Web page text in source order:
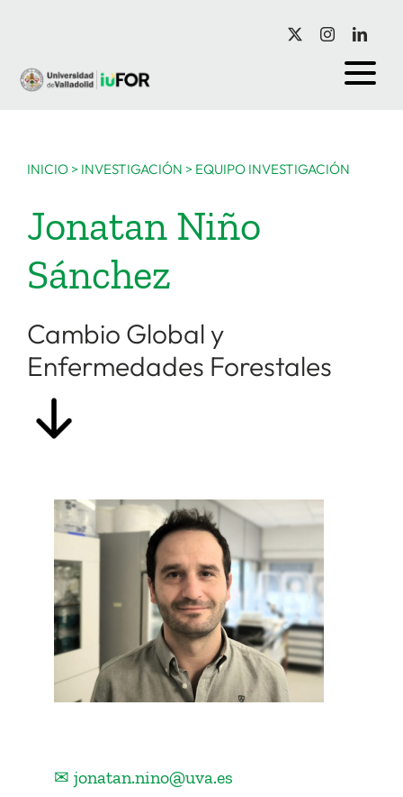
contenido
INICIO> INVESTIGACIÓN > EQUIPO INVESTIGACIÓN
Jonatan Niño
Sánchez
Cambio Global y
Enfermedades Forestales
✉ jonatan.nino@uva.es